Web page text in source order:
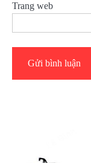
Trang web